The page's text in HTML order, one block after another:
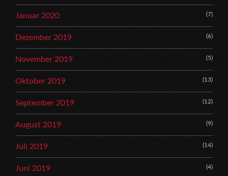
Januar 2020 (7)
Dezember 2019 (6)
November 2019 (5)
Oktober 2019 (13)
September 2019 (12)
August 2019 (9)
Juli 2019 (14)
Juni 2019 (4)